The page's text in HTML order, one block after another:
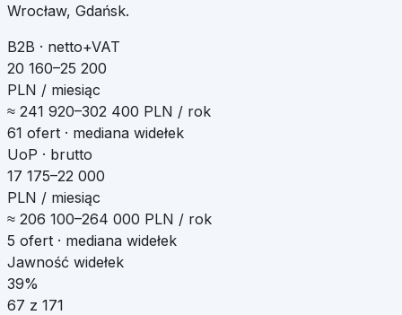
Wrocław, Gdańsk.
B2B · netto+VAT
20 160–25 200
PLN / miesiąc
≈ 241 920–302 400 PLN / rok
61 ofert · mediana widełek
UoP · brutto
17 175–22 000
PLN / miesiąc
≈ 206 100–264 000 PLN / rok
5 ofert · mediana widełek
Jawność widełek
39%
67 z 171